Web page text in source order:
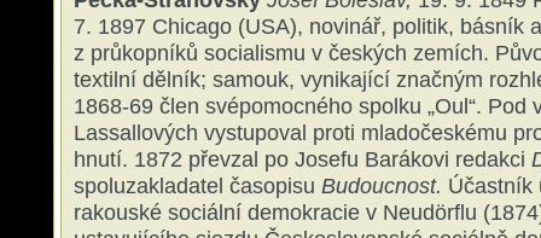
7. 1897 Chicago (USA), novinář, politik, básník
z průkopníků socialismu v českých zemích.
textilní dělník; samouk, vynikající značným
1868-69 člen svépomocného spolku „Oul“. Pod
Lassallových vystupoval proti mladočeskému
hnutí. 1872 převzal po Josefu Barákovi redakci
spoluzakladatel časopisu Budoucnost. Účastník
rakouské sociální demokracie v Neudörflu